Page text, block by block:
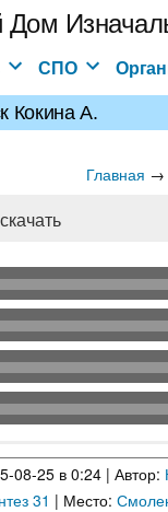
СПО
Кокина А.
Главная
08-25 в 0:24 | Автор:
31 | Место: